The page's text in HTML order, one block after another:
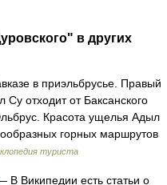
в других
в приэльбрусье. Правый
отходит от Баксанского
Красота ущелья Адыл
горных маршрутов
туриста
В Википедии есть статьи о